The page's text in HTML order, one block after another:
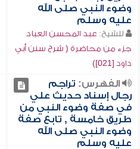
وضوء النبي صلى الله
عليه وسلم
للشيخ: عبد المحسن العباد
جزء من محاضرة ( شرح سنن أبي
داود [021])
الفهرس: تراجم
رجال إسناد حديث علي
في صفة وضوء النبي من
طريق خامسة , تابع صفة
وضوء النبي صلى الله
عليه وسلم